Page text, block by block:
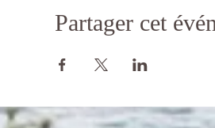
Partager cet